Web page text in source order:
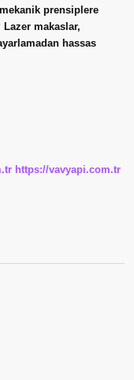
prensiplere
Lazer makaslar,
hassas
https://vavyapi.com.tr